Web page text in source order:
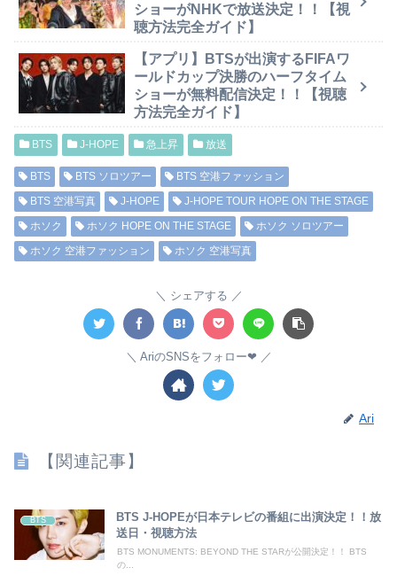
ショーがNHKで放送決定！！【視
聴方法完全ガイド】
【アプリ】BTSが出演するFIFAワ
ールドカップ決勝のハーフタイム
ショーが無料配信決定！！【視聴
方法完全ガイド】
BTS J-HOPE 急上昇 放送
BTS BTS ソロツアー
BTS 空港ファッション
BTS 空港写真
J-HOPE
J-HOPE TOUR HOPE ON THE STAGE
ホソク
ホソク HOPE ON THE STAGE
ホソク ソロツアー
ホソク 空港ファッション
ホソク 空港写真
シェアする
AriのSNSをフォロー❤︎
Ari
【関連記事】
BTS
BTS J-HOPEが日本テレビの番組に出演決定！！放
送日・視聴方法
BTS MONUMENTS: BEYOND THE STARが公開決定！！ BTS
の...